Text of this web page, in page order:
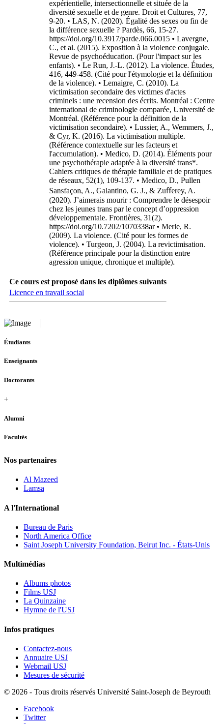
expérientielle, intersectionnelle et située de la
diversité sexuelle et de genre. Droit et Cultures, 77,
9-20. • LAS, N. (2020). Égalité des sexes ou fin de
la différence sexuelle ? Pardès, 66, 15-27.
https://doi.org/10.3917/parde.066.0015 • Lavergne,
C., et al. (2015). Exposition à la violence conjugale.
Revue de psychoéducation. (Pour l'impact sur les
enfants). • Le Run, J.-L. (2012). La violence. Études,
416, 449-458. (Cité pour l'étymologie et la définition
de la violence). • Lemaigre, C. (2010). La
victimisation secondaire des victimes d'actes
criminels : une recension des écrits. Montréal : Centre
international de criminologie comparée, Université de
Montréal. (Référence pour la définition de la
victimisation secondaire). • Lussier, A., Wemmers, J.,
& Cyr, K. (2016). La victimisation multiple.
(Référence contextuelle sur les facteurs et
l'accumulation). • Medico, D. (2014). Éléments pour
une psychothérapie adaptée à la diversité trans*.
Cahiers critiques de thérapie familiale et de pratiques
de réseaux, 52(1), 109-137. • Medico, D., Pullen
Sansfaçon, A., Galantino, G. J., & Zuﬀerey, A.
(2020). J’aimerais mourir : Comprendre le désespoir
chez les jeunes trans par le concept d’oppression
développementale. Frontières, 31(2).
https://doi.org/10.7202/1070338ar • Merle, R.
(2009). La violence. (Cité pour les formes de
violence). • Turgeon, J. (2004). La revictimisation.
(Référence principale pour la distinction entre
agression unique, chronique et multiple).
Ce cours est proposé dans les diplômes suivants
Licence en travail social
Étudiants
Enseignants
Doctorants
+
Alumni
Facultés
Nos partenaires
Al Mazeed
Lamsa
A l'International
Bureau de Paris
North America Office
Saint Joseph University Foundation, Beirut Inc. - États-Unis
Multimédias
Albums photos
Films USJ
La Quinzaine
Hymne de l'USJ
Infos pratiques
Contactez-nous
Annuaire USJ
Webmail USJ
Mesures de sécurité
© 2026 - Tous droits réservés Université Saint-Joseph de Beyrouth
Facebook
Twitter